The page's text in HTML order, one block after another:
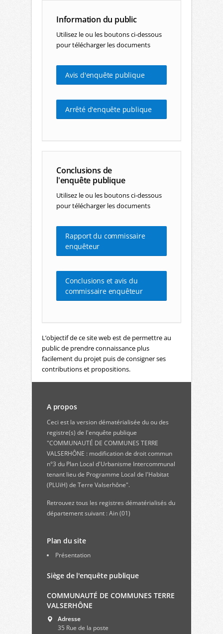
Information du public
Utilisez le ou les boutons ci-dessous
pour télécharger les documents
Avis d'enquête publique
Arrêté d'enquête publique
Conclusions de
l'enquête publique
Utilisez le ou les boutons ci-dessous
pour télécharger les documents
Rapport du commissaire
enquêteur
Conclusions et avis du
commissaire enquêteur
L’objectif de ce site web est de permettre au
public de prendre connaissance plus
facilement du projet puis de consigner ses
contributions et propositions.
A propos
Ceci est la version dématérialisée du ou des
registre(s) de l'enquête publique
"COMMUNAUTÉ DE COMMUNES TERRE
VALSERHÔNE : modification de droit commun
n°3 du Plan Local d'Urbanisme Intercommunal
tenant lieu de Programme Local de l'Habitat
(PLUiH) de Terre Valserhône".
Retrouvez tous les registres dématérialisés du
département suivant : Ain (01)
Plan du site
Présentation
Siège de l'enquête publique
COMMUNAUTÉ DE COMMUNES TERRE
VALSERHÔNE
Adresse
35 Rue de la poste